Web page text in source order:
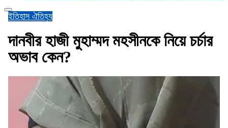
ইতিহাস ঐতিহ্য
দানবীর হাজী মুহাম্মদ মহসীনকে নিয়ে চর্চার
অভাব কেন?